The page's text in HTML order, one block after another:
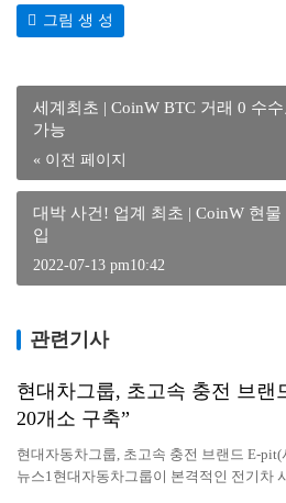
그림 생 성
세계최초 | CoinW BTC 거래 0 수
가능
« 이전 페이지
대박 사건! 업계 최초 | CoinW 현물
입
2022-07-13 pm10:42
관련기사
현대차그룹, 초고속 충전 브랜
20개소 구축”
현대자동차그룹, 초고속 충전 브랜드 E-
뉴스1현대자동차그룹이 본격적인 전기차